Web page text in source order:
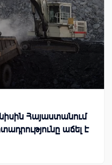
Հայաստանում
աճել է